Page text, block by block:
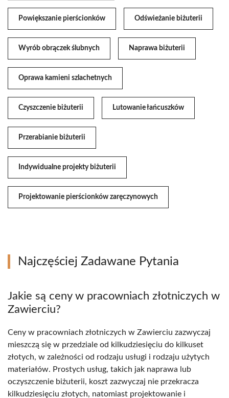
Powiększanie pierścionków Odświeżanie biżuterii
Wyrób obrączek ślubnych Naprawa biżuterii
Oprawa kamieni szlachetnych
Czyszczenie biżuterii Lutowanie łańcuszków
Przerabianie biżuterii
Indywidualne projekty biżuterii
Projektowanie pierścionków zaręczynowych
Najczęściej Zadawane Pytania
Jakie są ceny w pracowniach złotniczych w
Zawierciu?
Ceny w pracowniach złotniczych w Zawierciu zazwyczaj
mieszczą się w przedziale od kilkudziesięciu do kilkuset
złotych, w zależności od rodzaju usługi i rodzaju użytych
materiałów. Prostych usług, takich jak naprawa lub
oczyszczenie biżuterii, koszt zazwyczaj nie przekracza
kilkudziesięciu złotych, natomiast projektowanie i